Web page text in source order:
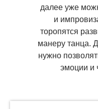
далее уже
и
торопятся
манеру танца.
нужно
эмоции и